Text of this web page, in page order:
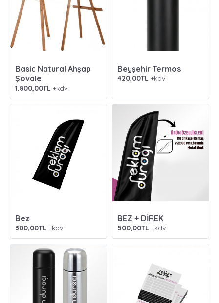
Basic Natural Ahşap
Şövale
1.800,00TL +kdv
Beyşehir Termos
420,00TL +kdv
Bez
300,00TL +kdv
BEZ + DİREK
500,00TL +kdv